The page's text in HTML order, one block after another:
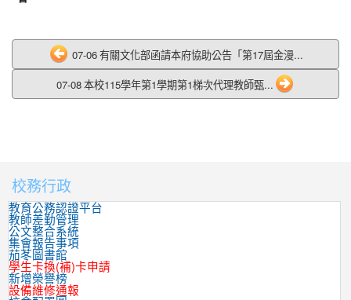
07-06 有關文化部函請本府協助公告「第17屆金漫...
07-08 本校115學年第1學期第1梯次代理教師甄...
:::
校務行政
教育公務認證平台
教師差勤管理
公文整合系統
集會報告事項
茄苳圖書館
學生卡換(補)卡申請
新增榮譽榜
設備維修通報